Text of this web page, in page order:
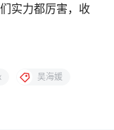
实力都厉害，收
吴海媛